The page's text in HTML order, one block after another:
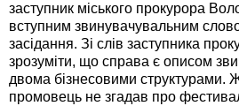
заступник міського прокурора
вступним звинувачувальним
засідання. Зі слів заступника
зрозуміти, що справа є описом
двома бізнесовими структурами.
промовець не згадав про